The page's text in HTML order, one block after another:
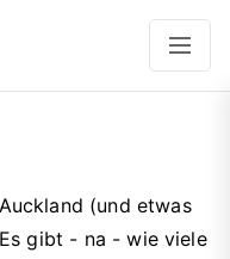
(und etwas
gibt - na - wie viele